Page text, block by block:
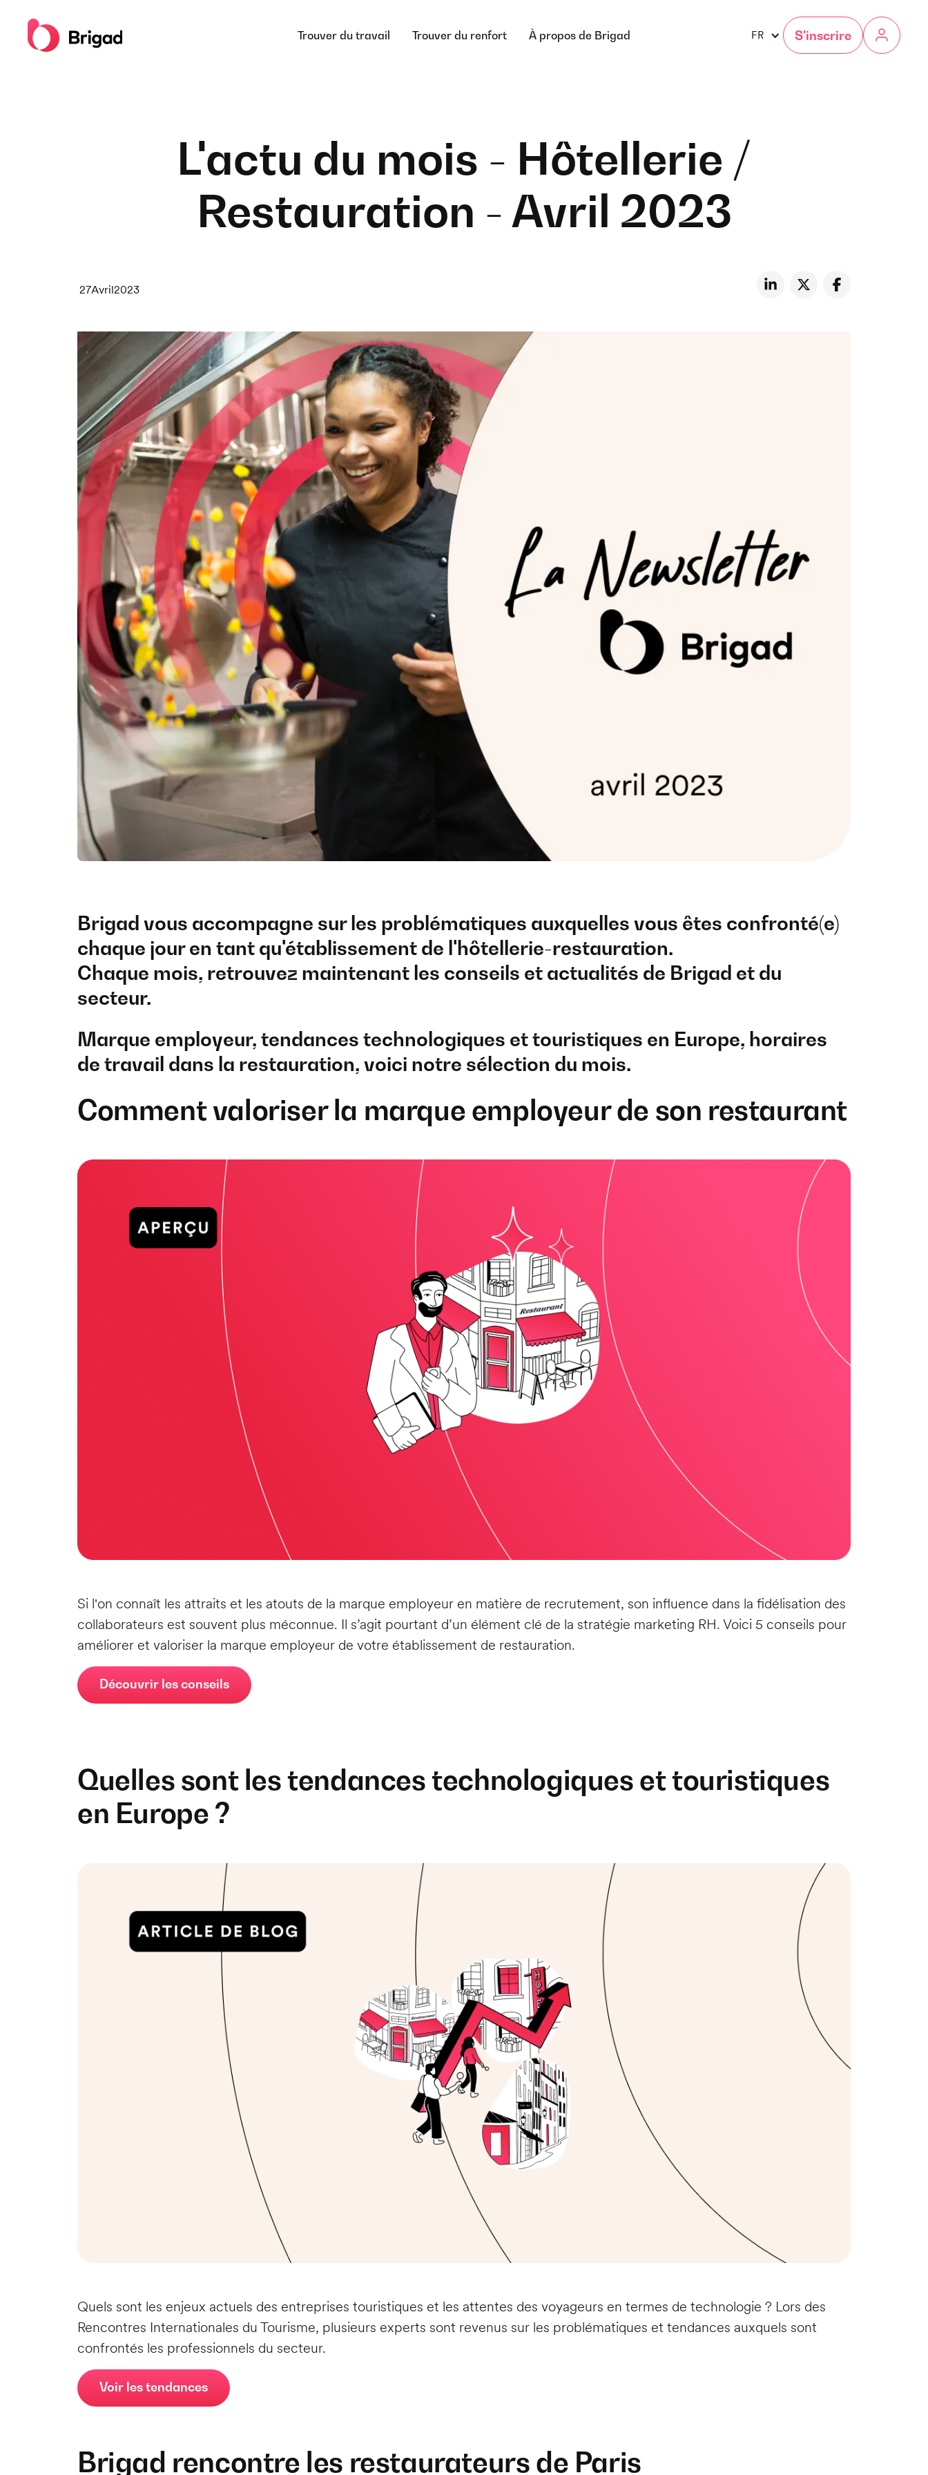
Trouver du travail Trouver du renfort À propos de Brigad FR S'inscrire
L'actu du mois - Hôtellerie /
Restauration - Avril 2023
27Avril2023
Brigad vous accompagne sur les problématiques auxquelles vous êtes confronté(e)
chaque jour en tant qu'établissement de l'hôtellerie-restauration.
Chaque mois, retrouvez maintenant les conseils et actualités de Brigad et du
secteur.
Marque employeur, tendances technologiques et touristiques en Europe, horaires
de travail dans la restauration, voici notre sélection du mois.
Comment valoriser la marque employeur de son restaurant
Si l'on connaît les attraits et les atouts de la marque employeur en matière de recrutement, son influence dans la fidélisation des
collaborateurs est souvent plus méconnue. Il s’agit pourtant d’un élément clé de la stratégie marketing RH. Voici 5 conseils pour
améliorer et valoriser la marque employeur de votre établissement de restauration.
Découvrir les conseils
Quelles sont les tendances technologiques et touristiques
en Europe ?
Quels sont les enjeux actuels des entreprises touristiques et les attentes des voyageurs en termes de technologie ? Lors des
Rencontres Internationales du Tourisme, plusieurs experts sont revenus sur les problématiques et tendances auxquels sont
confrontés les professionnels du secteur.
Voir les tendances
Brigad rencontre les restaurateurs de Paris